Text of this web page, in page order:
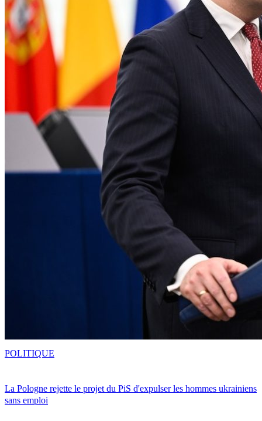
La Pologne rejette le projet du PiS d'expulser les hommes ukrainiens
sans emploi
POLITIQUE